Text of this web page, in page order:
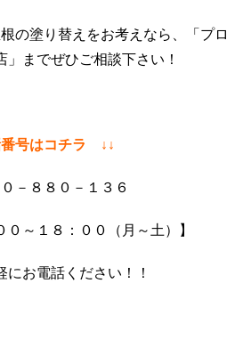
の塗り替えをお考えなら、「プロ
」までぜひご相談下さい！
番号はコチラ ↓↓
－８８０－１３６
０～１８：００（月～土）】
にお電話ください！！